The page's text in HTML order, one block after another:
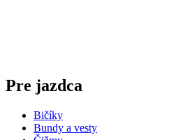
Pre jazdca
Bičíky
Bundy a vesty